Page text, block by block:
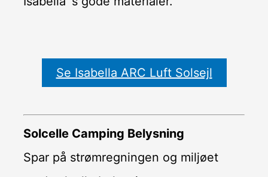
Se Isabella ARC Luft Solsejl
Solcelle Camping Belysning
Spar på strømregningen og miljøet